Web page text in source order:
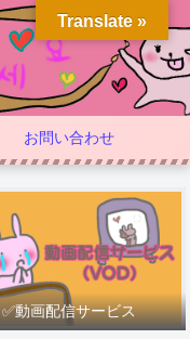
お問い合わせ
✅動画配信サービス
Translate »